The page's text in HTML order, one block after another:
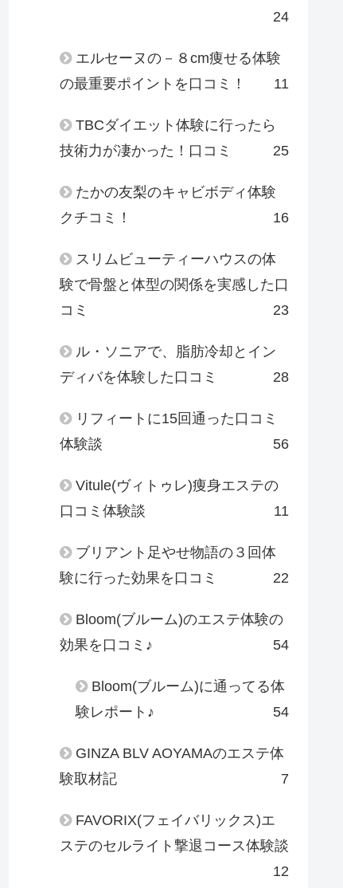
24
エルセーヌの－８cm痩せる体験
の最重要ポイントを口コミ！
11
TBCダイエット体験に行ったら
技術力が凄かった！口コミ
25
たかの友梨のキャビボディ体験
クチコミ！
16
スリムビューティーハウスの体
験で骨盤と体型の関係を実感した口
コミ
23
ル・ソニアで、脂肪冷却とイン
ディバを体験した口コミ
28
リフィートに15回通った口コミ
体験談
56
Vitule(ヴィトゥレ)痩身エステの
口コミ体験談
11
ブリアント足やせ物語の３回体
験に行った効果を口コミ
22
Bloom(ブルーム)のエステ体験の
効果を口コミ♪
54
Bloom(ブルーム)に通ってる体
験レポート♪
54
GINZA BLV AOYAMAのエステ体
験取材記
7
FAVORIX(フェイバリックス)エ
ステのセルライト撃退コース体験談
12